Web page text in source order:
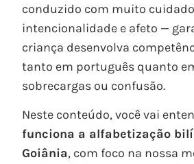
conduzido com muito
intencionalidade e afeto —
criança desenvolva
tanto em português quanto
sobrecargas ou confusão.
Neste conteúdo, você vai
funciona a alfabetização
Goiânia, com foco na nossa